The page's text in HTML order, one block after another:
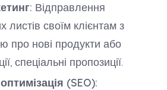
Відправлення
листів своїм клієнтам з
про нові продукти або
спеціальні пропозиції.
(SEO):